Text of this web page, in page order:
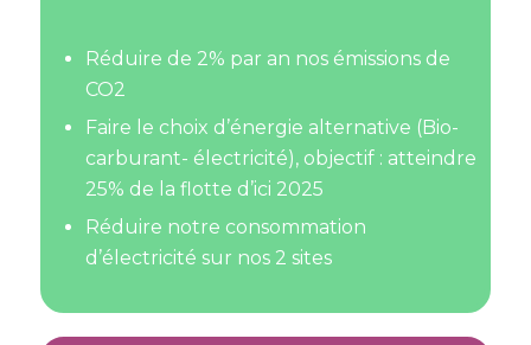
Réduire de 2% par an nos émissions de
CO2
Faire le choix d’énergie alternative (Bio-
carburant- électricité), objectif : atteindre
25% de la flotte d’ici 2025
Réduire notre consommation
d’électricité sur nos 2 sites